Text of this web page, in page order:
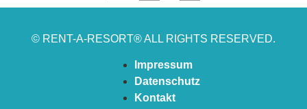
© RENT-A-RESORT® ALL RIGHTS RESERVED.
Impressum
Datenschutz
Kontakt